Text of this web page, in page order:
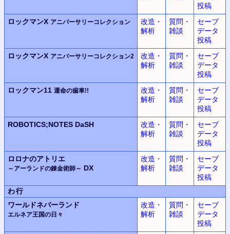
投稿
ロックマンX アニバーサリーコレクション
改造・
解析
質問・
雑談
セーブ
データ
投稿
ロックマンX アニバーサリーコレクション2
改造・
解析
質問・
雑談
セーブ
データ
投稿
ロックマン11 運命の歯車!!
改造・
解析
質問・
雑談
セーブ
データ
投稿
ROBOTICS;NOTES DaSH
改造・
解析
質問・
雑談
セーブ
データ
投稿
ロロナのアトリエ
～アーランドの錬金術師～ DX
改造・
解析
質問・
雑談
セーブ
データ
投稿
わ行
ワールドネバーランド
エルネア王国の日々
改造・
解析
質問・
雑談
セーブ
データ
投稿